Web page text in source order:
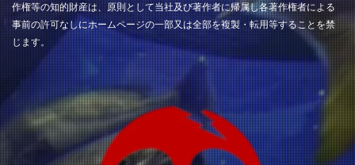
作権等の知的財産は、原則として当社及び著作者に帰属し各著作権者による
事前の許可なしにホームページの一部又は全部を複製・転用等することを禁
じます。